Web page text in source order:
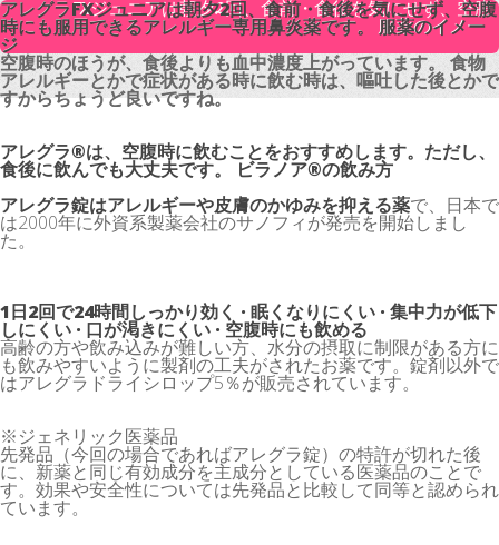
アレグラFXジュニアは朝夕2回、食前・食後を気にせず、空腹
時にも服用できるアレルギー専用鼻炎薬です。 服薬のイメー
ジ
空腹時のほうが、食後よりも血中濃度上がっています。 食物
アレルギーとかで症状がある時に飲む時は、嘔吐した後とかで
すからちょうど良いですね。
アレグラ®は、空腹時に飲むことをおすすめします。ただし、
食後に飲んでも大丈夫です。 ビラノア®の飲み方
アレグラ錠はアレルギーや皮膚のかゆみを抑える薬で、日本で
は2000年に外資系製薬会社のサノフィが発売を開始しまし
た。
1日2回で24時間しっかり効く · 眠くなりにくい · 集中力が低下
しにくい · 口が渇きにくい · 空腹時にも飲める
高齢の方や飲み込みが難しい方、水分の摂取に制限がある方に
も飲みやすいように製剤の工夫がされたお薬です。錠剤以外で
はアレグラドライシロップ5％が販売されています。
※ジェネリック医薬品
先発品（今回の場合であればアレグラ錠）の特許が切れた後
に、新薬と同じ有効成分を主成分としている医薬品のことで
す。効果や安全性については先発品と比較して同等と認められ
ています。
アレグラFXジュニアは朝夕2回、食前・食後を気にせず、空腹
時にも服用できるアレルギー専用鼻炎薬です。 服薬のイメー
ジ
空腹時のほうが、食後よりも血中濃度上がっています。 食物
アレルギーとかで症状がある時に飲む時は、嘔吐した後とかで
すからちょうど良いですね。